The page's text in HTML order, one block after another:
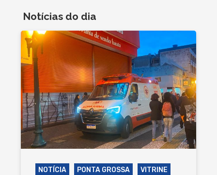
Notícias do dia
NOTÍCIA PONTA GROSSA VITRINE